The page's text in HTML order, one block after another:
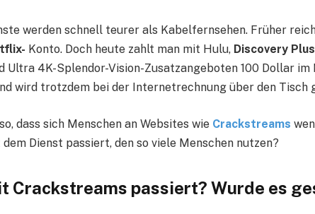
werden schnell teurer als Kabelfernsehen. Früher
Konto. Doch heute zahlt man mit Hulu, Discovery Plus
Ultra 4K-Splendor-Vision-Zusatzangeboten 100 Dollar
wird trotzdem bei der Internetrechnung über den Tisch
dass sich Menschen an Websites wie Crackstreams
Dienst passiert, den so viele Menschen nutzen?
Crackstreams passiert? Wurde es